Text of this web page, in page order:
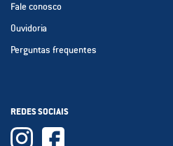
Fale conosco
Ouvidoria
Perguntas frequentes
REDES SOCIAIS